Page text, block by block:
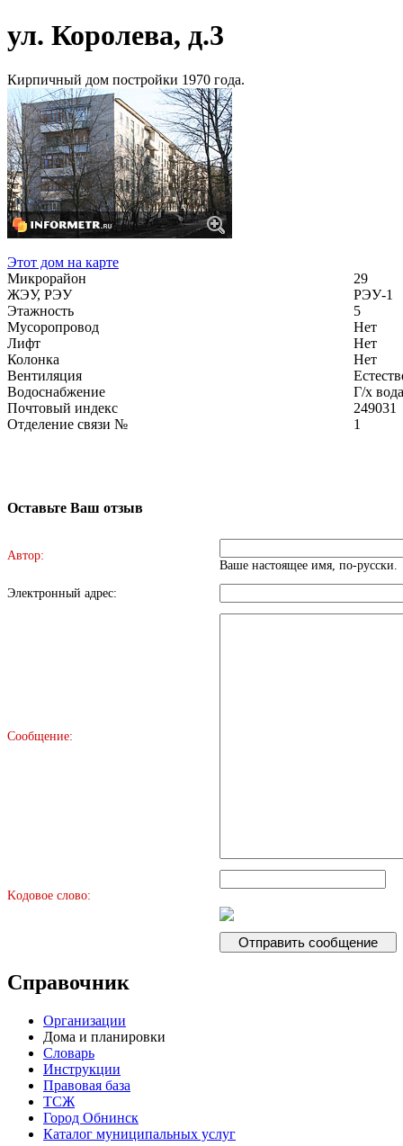
ул. Королева, д.3
Кирпичный дом постройки 1970 года.
Этот дом на карте
Микрорайон
29
ЖЭУ, РЭУ
РЭУ-1
Этажность
5
Мусоропровод
Нет
Лифт
Нет
Колонка
Нет
Вентиляция
Водоснабжение
Г/х вода
Почтовый индекс
249031
Отделение связи №
1
Оставьте Ваш отзыв
Автор:
Ваше настоящее имя, по-русски.
Электронный адрес:
Сообщение:
Kодовое слово:
Справочник
Организации
Дома и планировки
Словарь
Инструкции
Правовая база
ТСЖ
Город Обнинск
Каталог муниципальных услуг